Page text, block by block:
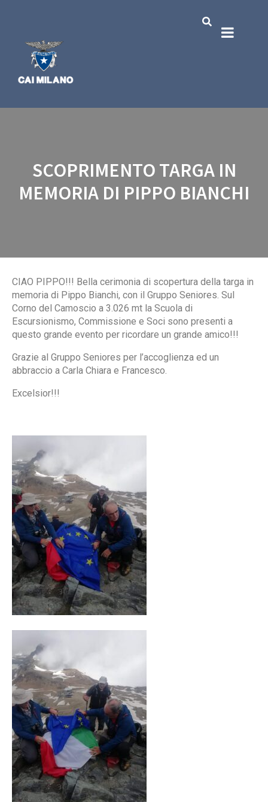
SCOPRIMENTO TARGA IN
MEMORIA DI PIPPO BIANCHI
CIAO PIPPO!!! Bella cerimonia di scopertura della targa in
memoria di Pippo Bianchi, con il Gruppo Seniores. Sul
Corno del Camoscio a 3.026 mt la Scuola di
Escursionismo, Commissione e Soci sono presenti a
questo grande evento per ricordare un grande amico!!!
Grazie al Gruppo Seniores per l’accoglienza ed un
abbraccio a Carla Chiara e Francesco.
Excelsior!!!